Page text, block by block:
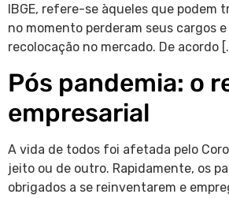
IBGE, refere-se àqueles que podem
no momento perderam seus cargos
recolocação no mercado. De acordo
Pós pandemia: o
empresarial
A vida de todos foi afetada pelo
jeito ou de outro. Rapidamente, os
obrigados a se reinventarem e